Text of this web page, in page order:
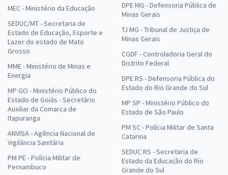
MEC - Ministério da Educação
SEDUC/MT - Secretaria de
Estado de Educação, Esporte e
Lazer do estado de Mato
Grosso
MME - Ministério de Minas e
Energia
MP GO - Ministério Público do
Estado de Goiás - Secretário
Auxiliar da Comarca de
Itapuranga
ANVISA - Agência Nacional de
Vigilância Sanitária
PM PE - Polícia Militar de
Pernambuco
DPE MG - Defensoria Pública de
Minas Gerais
TJ MG - Tribunal de Justiça de
Minas Gerais
CGDF - Controladoria Geral do
Distrito Federal
DPE RS - Defensoria Pública do
Estado do Rio Grande do Sul
MP SP - Ministério Público do
Estado de São Paulo
PM SC - Polícia Militar de Santa
Catarina
SEDUC RS - Secretaria de
Estado da Educação do Rio
Grande do Sul